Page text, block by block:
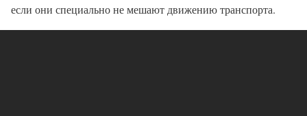
если они специально не мешают движению транспорта.